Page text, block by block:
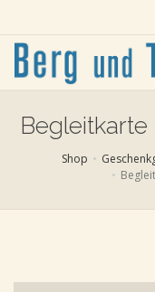
Begleitkarte
Shop